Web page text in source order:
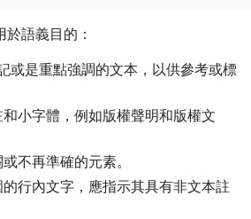
語義目的：
或是重點強調的文本，以供參考或標
小字體，例如版權聲明和版權文
不再準確的元素。
行內文字，應指示其具有非文本註